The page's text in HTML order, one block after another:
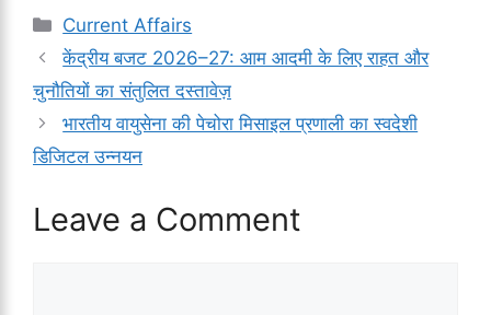
Categories
Current Affairs
केंद्रीय बजट 2026–27: आम आदमी के लिए राहत और
चुनौतियों का संतुलित दस्तावेज़
भारतीय वायुसेना की पेचोरा मिसाइल प्रणाली का स्वदेशी
डिजिटल उन्नयन
Leave a Comment